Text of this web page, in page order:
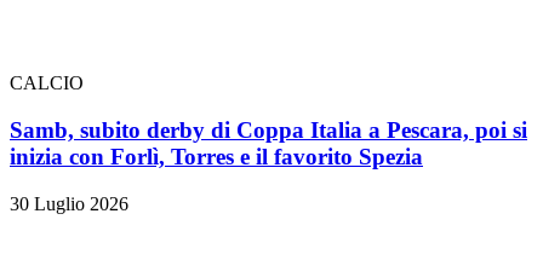
CALCIO
Samb, subito derby di Coppa Italia a Pescara, poi si
inizia con Forlì, Torres e il favorito Spezia
30 Luglio 2026